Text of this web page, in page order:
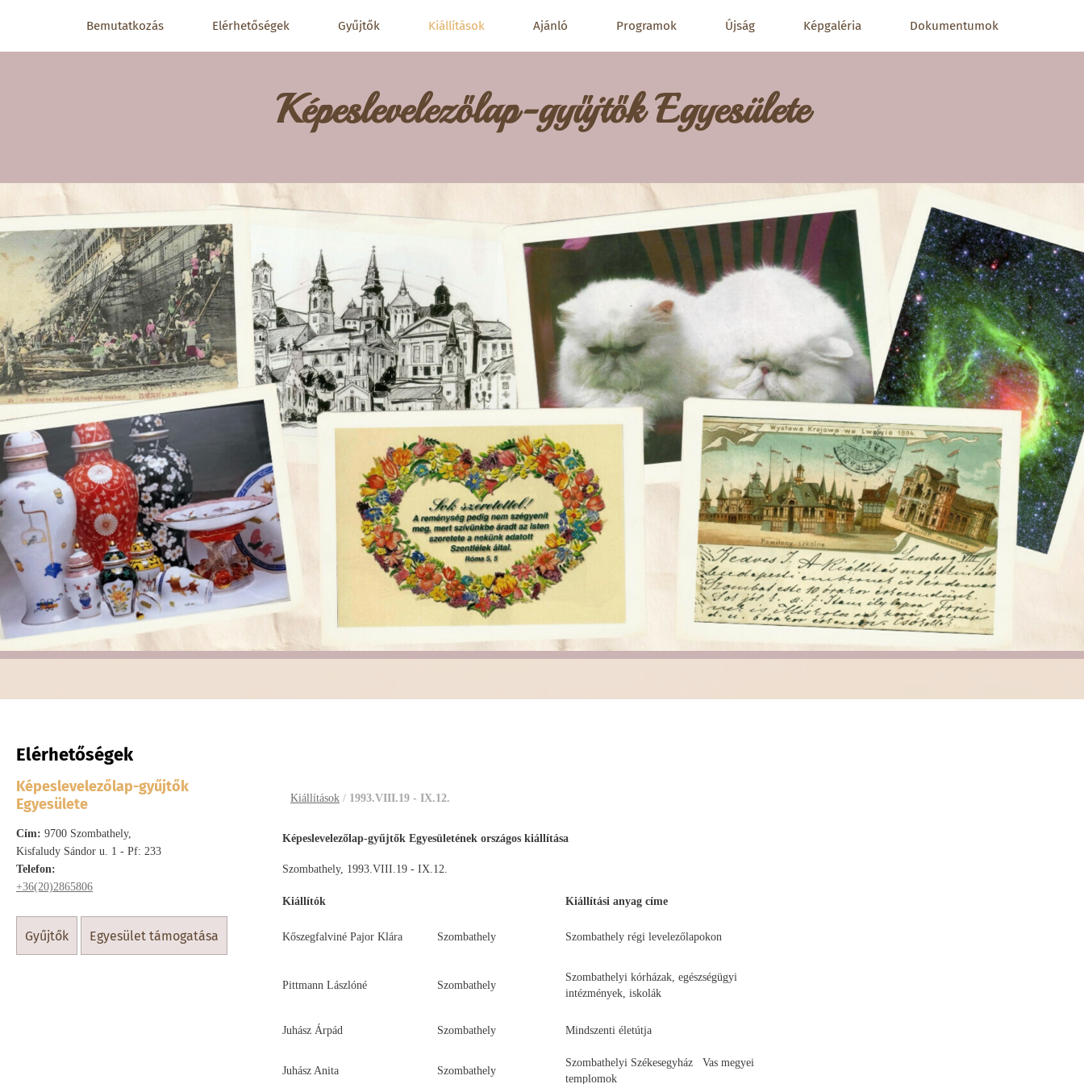
Bemutatkozás Elérhetőségek Gyűjtők Kiállítások Ajánló Programok Újság Képgaléria Dokumentumok
Képeslevelezőlap-gyűjtők Egyesülete
Elérhetőségek
Képeslevelezőlap-gyűjtők
Egyesülete
Cím: 9700 Szombathely,
Kisfaludy Sándor u. 1 - Pf: 233
Telefon:
+36(20)2865806
gyűjtők egyesület támogatása
Kiállítások / 1993.VIII.19 - IX.12.
Képeslevelezőlap-gyűjtők Egyesületének országos kiállítása
Szombathely, 1993.VIII.19 - IX.12.
Kiállítók Kiállítási anyag címe
Kőszegfalviné Pajor Klára Szombathely Szombathely régi levelezőlapokon
Pittmann Lászlóné Szombathely
Szombathelyi kórházak, egészségügyi
intézmények, iskolák
Juhász Árpád Szombathely Mindszenti életútja
Juhász Anita Szombathely
Szombathelyi Székesegyház Vas megyei
templomok